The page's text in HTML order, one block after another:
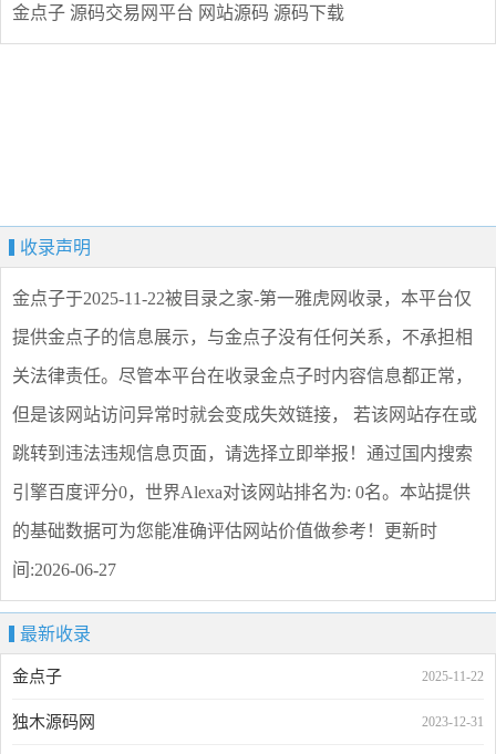
金点子 源码交易网平台 网站源码 源码下载
收录声明
金点子于2025-11-22被目录之家-第一雅虎网收录，本平台仅
提供金点子的信息展示，与金点子没有任何关系，不承担相
关法律责任。尽管本平台在收录金点子时内容信息都正常，
但是该网站访问异常时就会变成失效链接， 若该网站存在或
跳转到违法违规信息页面，请选择立即举报 ！通过国内搜索
引擎百度评分0，世界Alexa对该网站排名为: 0名。本站提供
的基础数据可为您能准确评估网站价值做参考！ 更新时
间:2026-06-27
最新收录
2025-11-22
金点子
2023-12-31
独木源码网